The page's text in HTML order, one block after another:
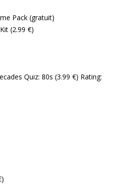
Pack (gratuit)
(2.99 €)
Quiz: 80s (3.99 €) Rating: